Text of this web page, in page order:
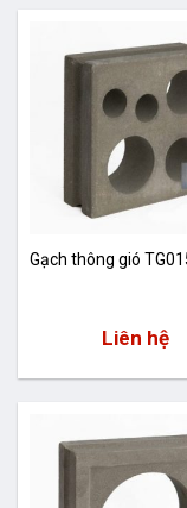
Gạch thông gió
Liên hệ